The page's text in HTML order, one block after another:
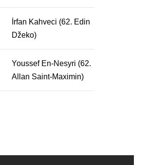
İrfan Kahveci (62. Edin
Džeko)
Youssef En-Nesyri (62.
Allan Saint-Maximin)